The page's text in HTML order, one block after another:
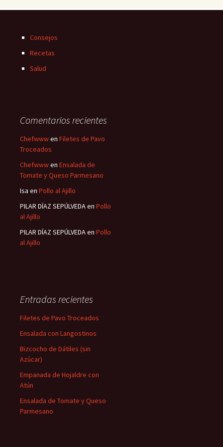
Consejos
Recetas
Salud
Comentarios recientes
Chefwwwen Filetes de Pavo
Troceados
Chefwwwen Ensalada de
Tomate y Queso Parmesano
Isa en Pollo al Ajillo
PILAR DÍAZ SEPÚLVEDAen Pollo
al Ajillo
PILAR DÍAZ SEPÚLVEDAen Pollo
al Ajillo
Entradas recientes
Filetes de Pavo Troceados
Ensalada con Langostinos
Bizcocho de Dátiles (sin
Azúcar)
Empanada de Hojaldre con
Atún
Ensalada de Tomate y Queso
Parmesano